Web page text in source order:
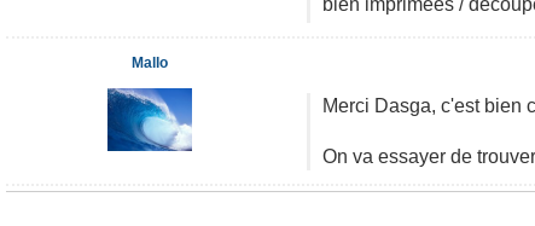
Merci Dasga, c'est bien
On va essayer de
Mallo